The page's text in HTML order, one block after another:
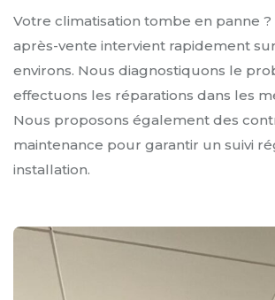
Votre climatisation tombe en panne
après-vente intervient rapidement
environs. Nous diagnostiquons le
effectuons les réparations dans les
Nous proposons également des
maintenance pour garantir un suivi
installation.